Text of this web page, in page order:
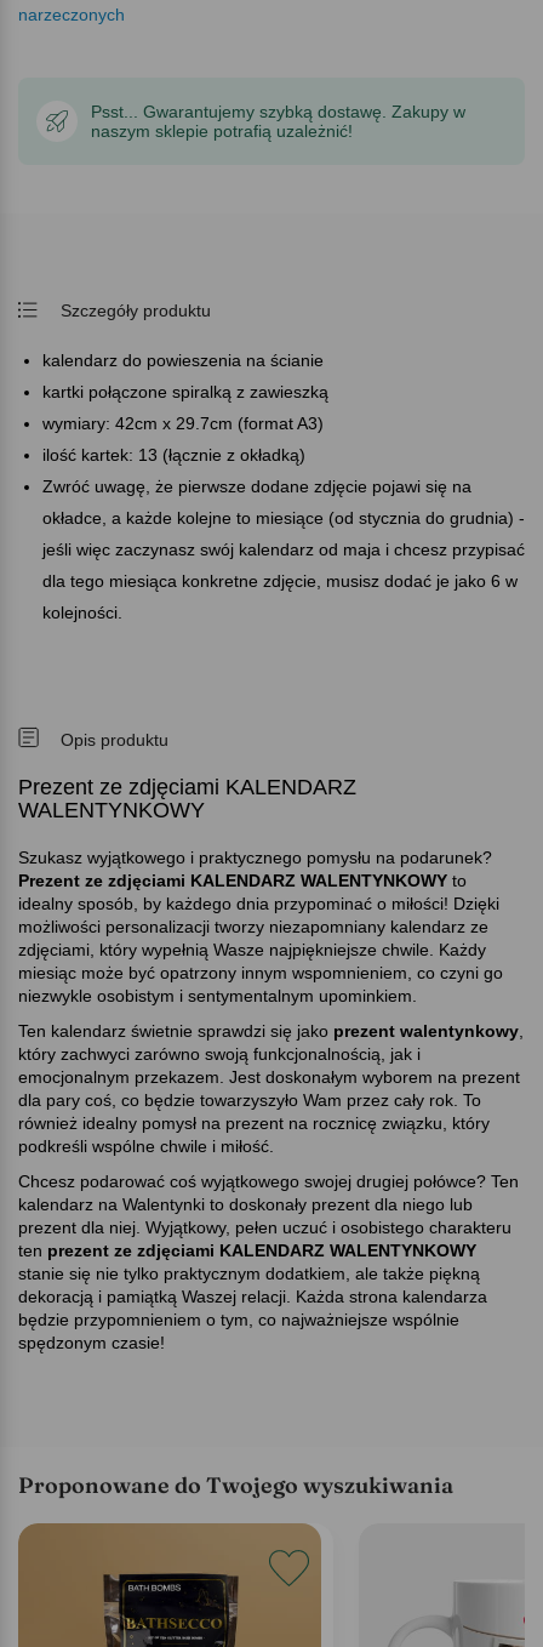
narzeczonych
Psst... Gwarantujemy szybką dostawę. Zakupy w
naszym sklepie potrafią uzależnić!
Szczegóły produktu
kalendarz do powieszenia na ścianie
kartki połączone spiralką z zawieszką
wymiary: 42cm x 29.7cm (format A3)
ilość kartek: 13 (łącznie z okładką)
Zwróć uwagę, że pierwsze dodane zdjęcie pojawi się na
okładce, a każde kolejne to miesiące (od stycznia do grudnia) -
jeśli więc zaczynasz swój kalendarz od maja i chcesz przypisać
dla tego miesiąca konkretne zdjęcie, musisz dodać je jako 6 w
kolejności.
Opis produktu
Prezent ze zdjęciami KALENDARZ
WALENTYNKOWY
Szukasz wyjątkowego i praktycznego pomysłu na podarunek
Prezent ze zdjęciami KALENDARZ WALENTYNKOWY to
idealny sposób, by każdego dnia przypominać o miłości! Dzięki
możliwości personalizacji tworzy niezapomniany kalendarz ze
zdjęciami, który wypełnią Wasze najpiękniejsze chwile. Każdy
miesiąc może być opatrzony innym wspomnieniem, co czyni go
niezwykle osobistym i sentymentalnym upominkiem.
Ten kalendarz świetnie sprawdzi się jako prezent walentynkowy
który zachwyci zarówno swoją funkcjonalnością, jak i
emocjonalnym przekazem. Jest doskonałym wyborem na prezent
dla pary coś, co będzie towarzyszyło Wam przez cały rok. To
również idealny pomysł na prezent na rocznicę związku, który
podkreśli wspólne chwile i miłość.
Chcesz podarować coś wyjątkowego swojej drugiej połówce? Ten
kalendarz na Walentynki to doskonały prezent dla niego lub
prezent dla niej. Wyjątkowy, pełen uczuć i osobistego charakteru
ten prezent ze zdjęciami KALENDARZ WALENTYNKOWY
stanie się nie tylko praktycznym dodatkiem, ale także piękną
dekoracją i pamiątką Waszej relacji. Każda strona kalendarza
będzie przypomnieniem o tym, co najważniejsze wspólnie
spędzonym czasie!
Proponowane do Twojego wyszukiwania